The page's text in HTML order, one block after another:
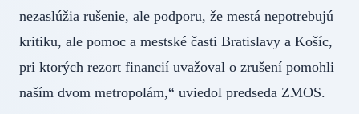
nezaslúžia rušenie, ale podporu, že mestá nepotrebujú
kritiku, ale pomoc a mestské časti Bratislavy a Košíc,
pri ktorých rezort financií uvažoval o zrušení pomohli
naším dvom metropolám,“ uviedol predseda ZMOS.